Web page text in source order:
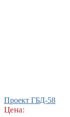
Проект ГБД-58
Цена: